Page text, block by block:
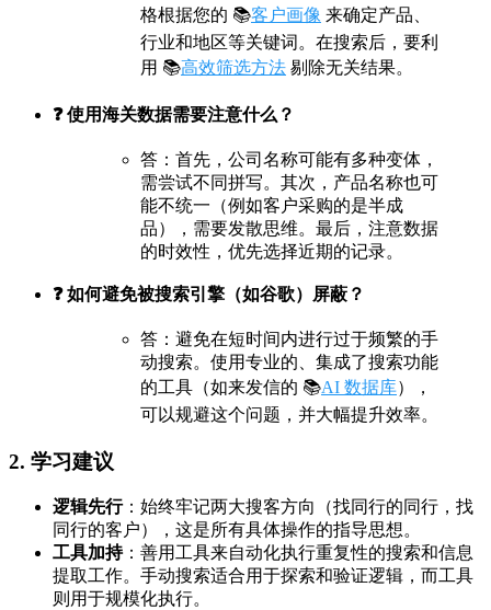
格根据您的 📚客户画像 来确定产品、
行业和地区等关键词。在搜索后，要利
用 📚高效筛选方法 剔除无关结果。
❓ 使用海关数据需要注意什么？
答：首先，公司名称可能有多种变体，
需尝试不同拼写。其次，产品名称也可
能不统一（例如客户采购的是半成
品），需要发散思维。最后，注意数据
的时效性，优先选择近期的记录。
❓ 如何避免被搜索引擎（如谷歌）屏蔽？
答：避免在短时间内进行过于频繁的手
动搜索。使用专业的、集成了搜索功能
的工具（如来发信的 📚AI 数据库），
可以规避这个问题，并大幅提升效率。
2. 学习建议
逻辑先行：始终牢记两大搜客方向（找同行的同行，找
同行的客户），这是所有具体操作的指导思想。
工具加持：善用工具来自动化执行重复性的搜索和信息
提取工作。手动搜索适合用于探索和验证逻辑，而工具
则用于规模化执行。